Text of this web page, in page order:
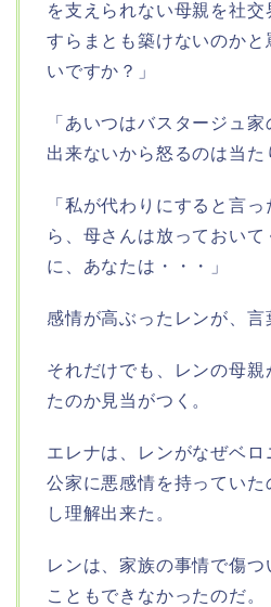
を支えられない母親を社
すらまとも築けないのかと
いですか？」
「あいつはバスタージュ
出来ないから怒るのは当た
「私が代わりにすると言
ら、母さんは放っておい
に、あなたは・・・」
感情が高ぶったレンが、言
それだけでも、レンの母親
たのか見当がつく。
エレナは、レンがなぜベ
公家に悪感情を持ってい
し理解出来た。
レンは、家族の事情で傷つ
こともできなかったのだ。